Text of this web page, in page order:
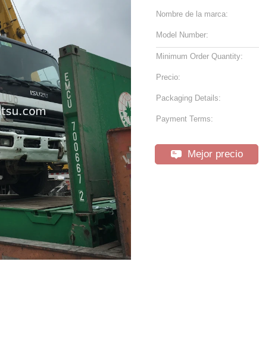
Nombre de la marca:
Model Number:
Minimum Order Quantity:
Precio:
Packaging Details:
Payment Terms:
Mejor precio